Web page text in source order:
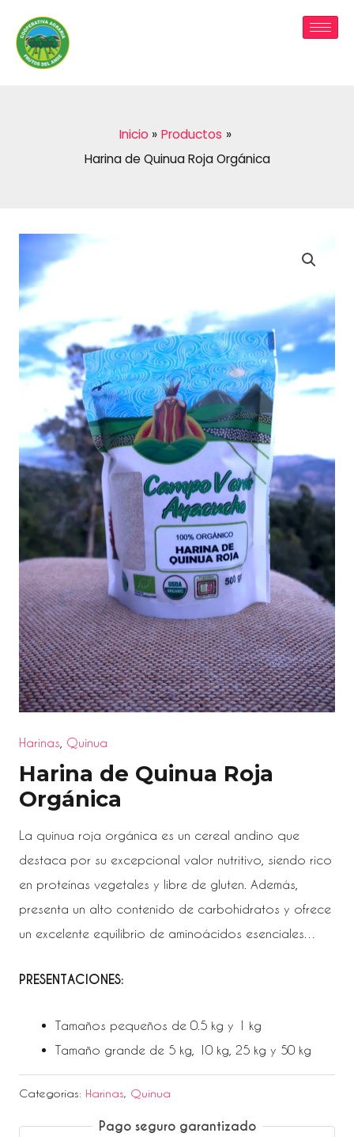
contenido
Inicio
Productos
Harina de Quinua Roja Orgánica
Harinas Quinua
Harina de Quinua Roja
Orgánica
La quinua roja orgánica es un cereal andino que
destaca por su excepcional valor nutritivo, siendo rico
en proteínas vegetales y libre de gluten. Además,
presenta un alto contenido de carbohidratos y ofrece
un excelente equilibrio de aminoácidos esenciales…
PRESENTACIONES:
Tamaños pequeños de 0.5 kg y 1 kg
Tamaño grande de 5 kg, 10 kg, 25 kg y 50 kg
Categorías: Harinas, Quinua
Pago seguro garantizado